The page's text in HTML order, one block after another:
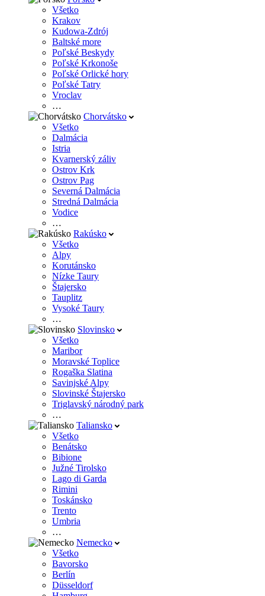
Všetko
Krakov
Kudowa-Zdrój
Baltské more
Poľské Beskydy
Poľské Krkonoše
Poľské Orlické hory
Poľské Tatry
Vroclav
…
Chorvátsko
Všetko
Dalmácia
Istria
Kvarnerský záliv
Ostrov Krk
Ostrov Pag
Severná Dalmácia
Stredná Dalmácia
Vodice
…
Rakúsko
Všetko
Alpy
Korutánsko
Nízke Taury
Štajersko
Tauplitz
Vysoké Taury
…
Slovinsko
Všetko
Maribor
Moravské Toplice
Rogaška Slatina
Savinjské Alpy
Slovinské Štajersko
Triglavský národný park
…
Taliansko
Všetko
Benátsko
Bibione
Južné Tirolsko
Lago di Garda
Rimini
Toskánsko
Trento
Umbria
…
Nemecko
Všetko
Bavorsko
Berlín
Düsseldorf